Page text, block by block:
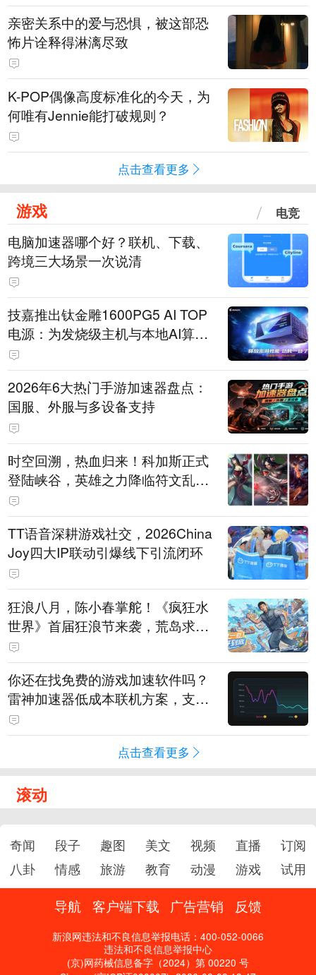
亲密关系中的爱与恐惧，被这部恐
怖片诠释得淋漓尽致
K-POP偶像高度标准化的今天，为
何唯有Jennie能打破规则？
点击查看更多
游戏 电竞
电脑加速器哪个好？联机、下载、
跨境三大场景一次说清
技嘉推出钛金雕1600PG5 AI TOP
电源：为发烧级主机与本地AI算力
打造旗舰供电方案
2026年6大热门手游加速器盘点：
国服、外服与多设备支持
时空回溯，热血归来！科加斯正式
登陆峡谷，英雄之力降临符文乱
斗！
TT语音深耕游戏社交，2026China
Joy四大IP联动引爆线下引流闭环
狂浪八月，陈小春掌舵！《疯狂水
世界》首届狂浪节来袭，荒岛求生
直播即将开启
你还在找免费的游戏加速软件吗？
雷神加速器低成本联机方案，支持
免费试用
点击查看更多
滚动
奇闻 段子 趣图 美文 视频 直播
订阅
八卦
情感 旅游 教育 动漫 游戏 试用
导航 客户端下载 广告营销 反馈
新浪网违法和不良信息举报电话：400-052-0066
违法和不良信息举报中心
(京)网药械信息备字（2024）第 00220 号